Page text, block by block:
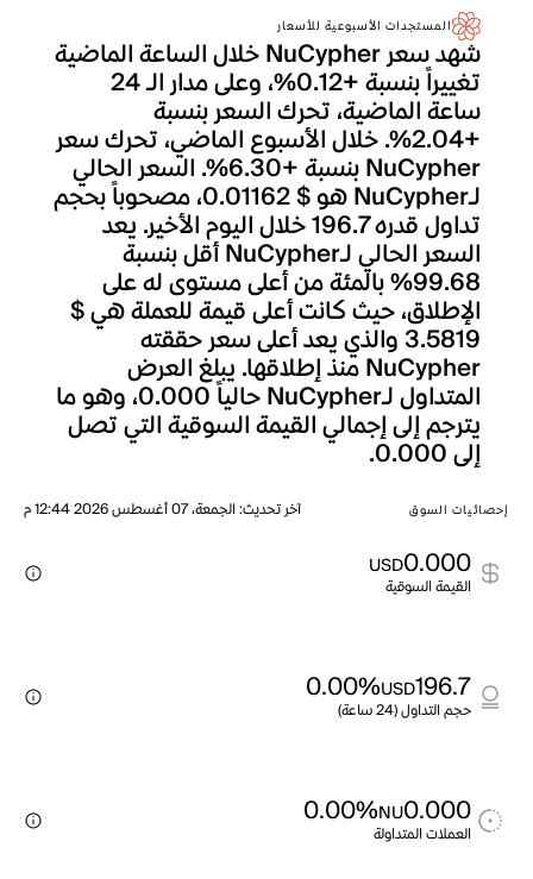
المستجدات الأسبوعية للأسعار
شهد سعر NuCypher خلال الساعة الماضية
تغييراً بنسبة +0.12%، وعلى مدار الـ 24
ساعة الماضية، تحرك السعر بنسبة
+2.04%. خلال الأسبوع الماضي، تحرك سعر
NuCypher بنسبة +6.30%. السعر الحالي
لـNuCypher هو $ 0.01162، مصحوباً بحجم
تداول قدره 196.7 خلال اليوم الأخير. يعد
السعر الحالي لـNuCypher أقل بنسبة
99.68% بالمئة من أعلى مستوى له على
الإطلاق، حيث كانت أعلى قيمة للعملة هي $
3.5819 والذي يعد أعلى سعر حققته
NuCypher منذ إطلاقها. يبلغ العرض
المتداول لـNuCypher حالياً 0.000، وهو ما
يترجم إلى إجمالي القيمة السوقية التي تصل
إلى 0.000.
إحصائيات السوق آخر تحديث:الجمعة، 07 أغسطس 2026 12:44 م
0.000
USD
القيمة السوقية
196.7
USD
0.00%
حجم التداول (24 ساعة)
0.000
NU
0.00%
العملات المتداولة